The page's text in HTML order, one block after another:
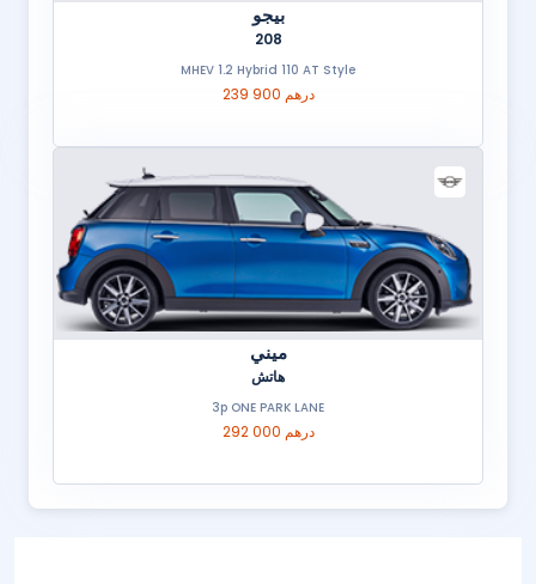
بيجو
208
MHEV 1.2 Hybrid 110 AT Style
239 900 درهم
ميني
هاتش
3p ONE PARK LANE
292 000 درهم